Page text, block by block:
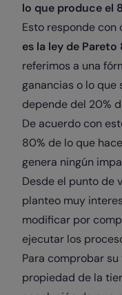
lo que produce el
Esto responde
es la ley de
referimos a una
ganancias o lo
depende del 20%
De acuerdo con
80% de lo que
genera ningún
Desde el punto de
planteo muy
modificar por
ejecutar los
Para comprobar
propiedad de la